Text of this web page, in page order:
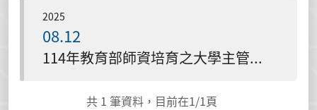
2025
08.12
114年教育部師資培育之大學主管聯席會議實施計畫
共 1 筆資料，目前在1/1頁